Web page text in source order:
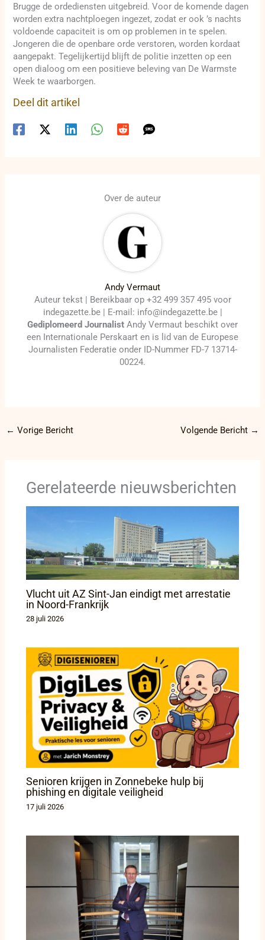
Brugge de ordediensten uitgebreid. Voor de komende dagen
worden extra nachtploegen ingezet, zodat er ook ’s nachts
voldoende capaciteit is om op problemen in te spelen.
Jongeren die de openbare orde verstoren, worden kordaat
aangepakt. Tegelijkertijd blijft de politie inzetten op een
open dialoog om een positieve beleving van De Warmste
Week te waarborgen.
Deel dit artikel
Over de auteur
Andy Vermaut
Auteur tekst | Bereikbaar op +32 499 357 495 voor
indegazette.be | E-mail: info@indegazette.be |
Gediplomeerd Journalist Andy Vermaut beschikt over
een Internationale Perskaart en is lid van de Europese
Journalisten Federatie onder ID-Nummer FD-7 13714-
00224.
← Vorige Bericht Volgende Bericht →
Gerelateerde nieuwsberichten
Vlucht uit AZ Sint-Jan eindigt met arrestatie
in Noord-Frankrijk
28 juli 2026
Senioren krijgen in Zonnebeke hulp bij
phishing en digitale veiligheid
17 juli 2026